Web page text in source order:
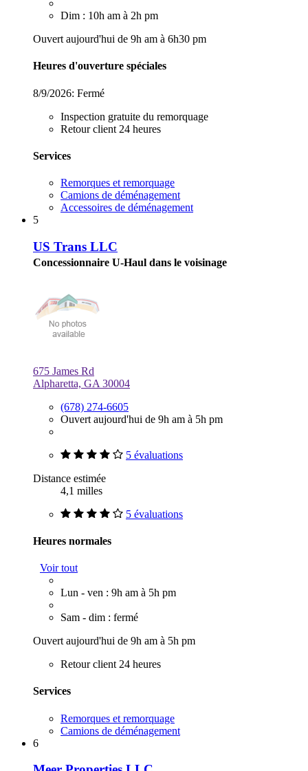
Dim : 10h am à 2h pm
Ouvert aujourd'hui de 9h am à 6h30 pm
Heures d'ouverture spéciales
8/9/2026: Fermé
Inspection gratuite du remorquage
Retour client 24 heures
Services
Remorques et remorquage
Camions de déménagement
Accessoires de déménagement
5
US Trans LLC
Concessionnaire U-Haul dans le voisinage
675 James Rd
Alpharetta, GA 30004
(678) 274-6605
Ouvert aujourd'hui de 9h am à 5h pm
5 évaluations
Distance estimée
4,1 milles
5 évaluations
Heures normales
Voir tout
Lun - ven : 9h am à 5h pm
Sam - dim : fermé
Ouvert aujourd'hui de 9h am à 5h pm
Retour client 24 heures
Services
Remorques et remorquage
Camions de déménagement
6